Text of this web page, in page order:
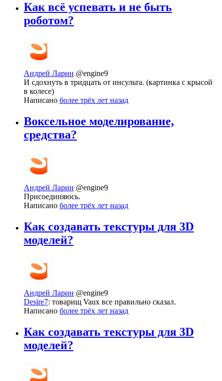
Как всё успевать и не быть
роботом?
Андрей Ларин @engine9
И сдохнуть в тридцать от инсульта. (картинка с крысой
в колесе)
Написано более трёх лет назад
Воксельное моделирование,
средства?
Андрей Ларин @engine9
Присоединяюсь.
Написано более трёх лет назад
Как создавать текстуры для 3D
моделей?
Андрей Ларин @engine9
Desire7: товарищ Vaux все правильно сказал.
Написано более трёх лет назад
Как создавать текстуры для 3D
моделей?